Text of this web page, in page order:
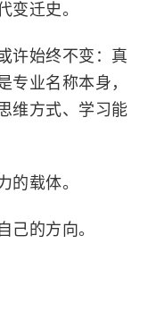
变迁史。
许始终不变：真
专业名称本身，
维方式、学习能
载体。
己的方向。